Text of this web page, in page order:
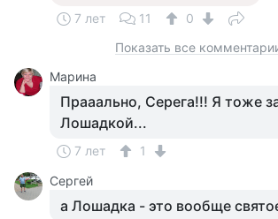
7 лет 11
0
Показать все
Марина
Прааально, Серега!!! Я тоже
Лошадкой...
7 лет
1
Сергей
а Лошадка - это вообще